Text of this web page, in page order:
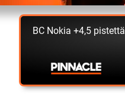
BC Nokia +4,5 pistettä